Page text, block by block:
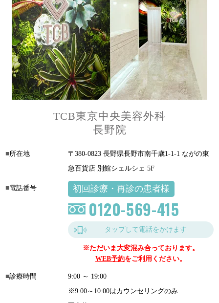
TCB東京中央美容外科
長野院
所在地
〒380-0823 長野県長野市南千歳1-1-1 ながの東
急百貨店 別館シェルシェ 5F
電話番号 初回診療・再診の患者様
0120-569-415
タップして電話をかけます
※ただいま大変混み合っております。
WEB予約をご利用ください。
診療時間
9:00 ～ 19:00
※9:00～10:00はカウンセリングのみ